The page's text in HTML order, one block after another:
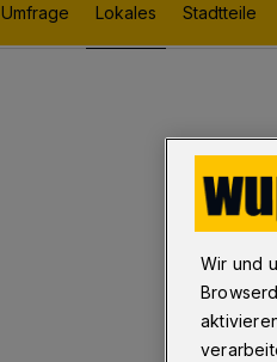
Umfrage Lokales Stadtteile
Wir und